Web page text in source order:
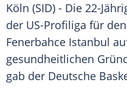
Köln (SID) - Die 22-
der US-Profiliga für
Fenerbahce Istanbul
gesundheitlichen
gab der Deutsche